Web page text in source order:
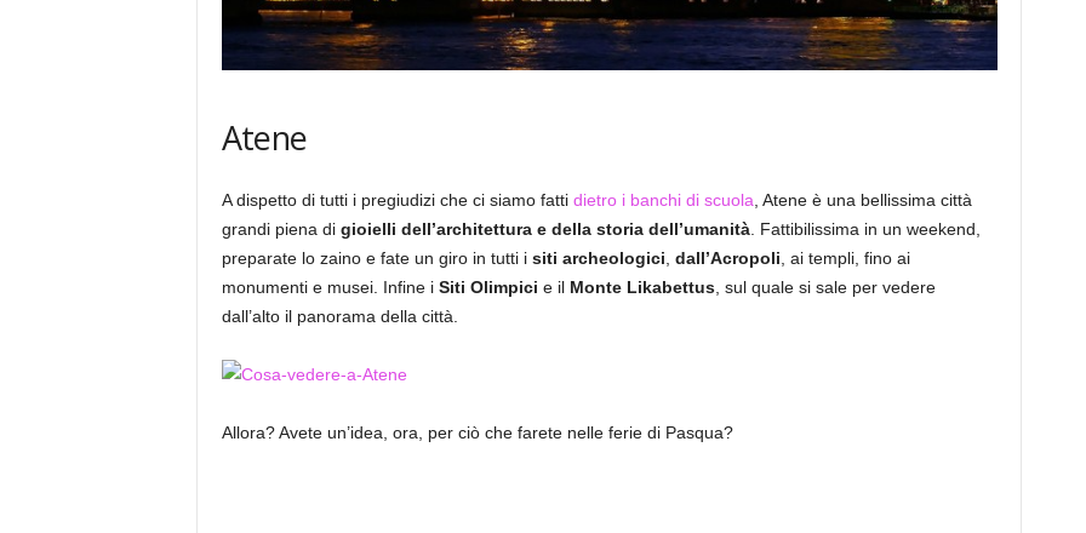
Atene
A dispetto di tutti i pregiudizi che ci siamo fatti dietro i banchi di scuola, Atene è una bellissima città
grandi piena di gioielli dell’architettura e della storia dell’umanità. Fattibilissima in un weekend,
preparate lo zaino e fate un giro in tutti i siti archeologici, dall’Acropoli, ai templi, fino ai
monumenti e musei. Infine i Siti Olimpici e il Monte Likabettus, sul quale si sale per vedere
dall’alto il panorama della città.
Allora? Avete un’idea, ora, per ciò che farete nelle ferie di Pasqua?